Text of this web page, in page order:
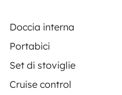
Doccia interna
Portabici
Set di stoviglie
Cruise control